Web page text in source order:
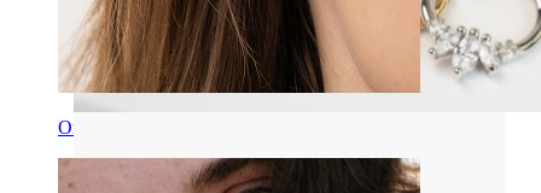
Oreja
Materiales De Joyas Para Piercings